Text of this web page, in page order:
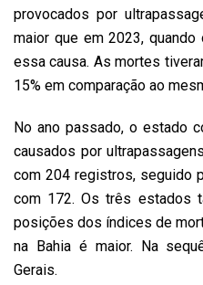
provocados por
maior que em 2023,
essa causa. As mortes
15% em comparação ao
No ano passado, o estado
causados por
com 204 registros, seguido
com 172. Os três estados
posições dos índices de
na Bahia é maior. Na
Gerais.